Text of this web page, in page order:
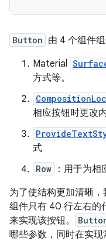
Button 由 4 个组件组
Material
方式等。
相应按钮时更改
式
Row
：用于为
为了使结构更加清晰
组件只有 40 行左右的
来实现该按钮。
哪些参数，同时在实